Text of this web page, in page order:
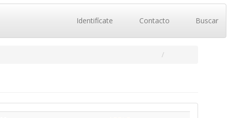
Identifícate Contacto Buscar